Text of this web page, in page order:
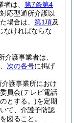
は、 第7条第4
応型通所介護以
場合は、 第1項及
なければならな
介護事業者は、
次の各号に掲げ
護事業所におけ
員会(テレビ電話
とする。)を定期
て、介護予防認
図ること。